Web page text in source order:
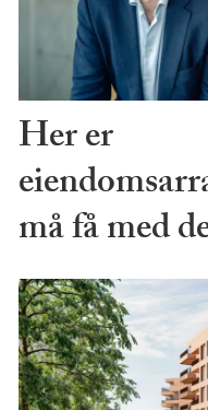
Her er
må få med